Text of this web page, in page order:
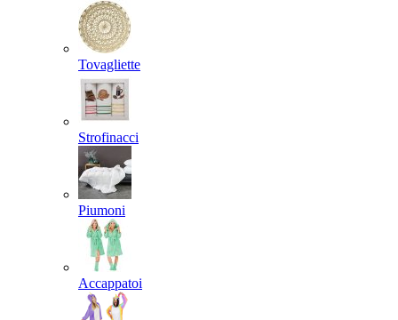
Tovagliette
Strofinacci
Piumoni
Accappatoi